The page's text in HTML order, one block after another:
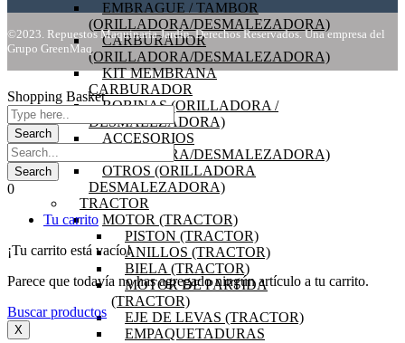
EMBRAGUE / TAMBOR
(ORILLADORA/DESMALEZADORA)
CARBURADOR
(ORILLADORA/DESMALEZADORA)
KIT MEMBRANA
CARBURADOR
BOBINAS (ORILLADORA /
DESMALEZADORA)
ACCESORIOS
(ORILLADORA/DESMALEZADORA)
OTROS (ORILLADORA
DESMALEZADORA)
TRACTOR
MOTOR (TRACTOR)
PISTON (TRACTOR)
ANILLOS (TRACTOR)
BIELA (TRACTOR)
MOTOR DE PARTIDA
(TRACTOR)
EJE DE LEVAS (TRACTOR)
EMPAQUETADURAS
©2023. Repuestos Maquinaria Jardín. Derechos Reservados. Una empresa del
Grupo GreenMaq
Shopping Basket
0
Tu carrito
¡Tu carrito está vacío!
Parece que todavía no has agregado ningún artículo a tu carrito.
Buscar productos
X